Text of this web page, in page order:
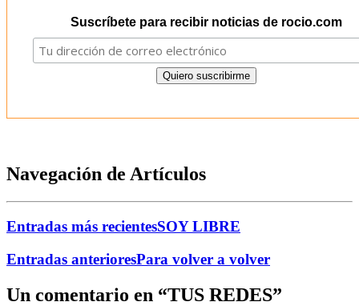
Suscríbete para recibir noticias de rocio.com
Navegación de Artículos
Entradas más recientesSOY LIBRE
Entradas anterioresPara volver a volver
Un comentario en “TUS REDES”